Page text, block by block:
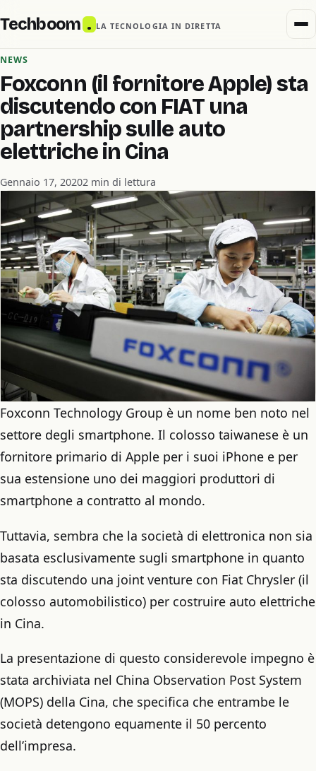
Techboom . LA TECNOLOGIA IN DIRETTA
NEWS
Foxconn (il fornitore Apple) sta
discutendo con FIAT una
partnership sulle auto
elettriche in Cina
Gennaio 17, 20202 min di lettura
Foxconn Technology Group è un nome ben noto nel
settore degli smartphone. Il colosso taiwanese è un
fornitore primario di Apple per i suoi iPhone e per
sua estensione uno dei maggiori produttori di
smartphone a contratto al mondo.
Tuttavia, sembra che la società di elettronica non sia
basata esclusivamente sugli smartphone in quanto
sta discutendo una joint venture con Fiat Chrysler (il
colosso automobilistico) per costruire auto elettriche
in Cina.
La presentazione di questo considerevole impegno è
stata archiviata nel China Observation Post System
(MOPS) della Cina, che specifica che entrambe le
società detengono equamente il 50 percento
dell’impresa.